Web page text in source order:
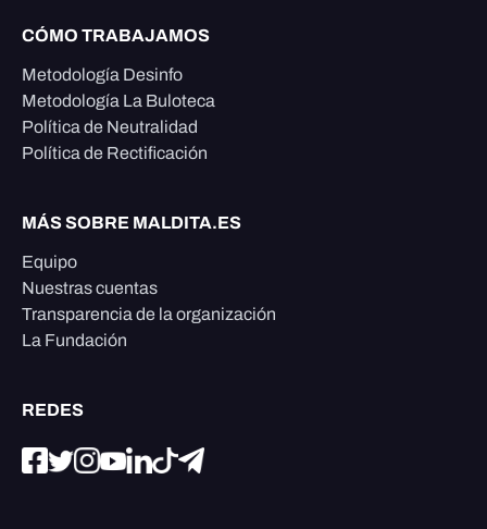
CÓMO TRABAJAMOS
Metodología Desinfo
Metodología La Buloteca
Política de Neutralidad
Política de Rectificación
MÁS SOBRE MALDITA.ES
Equipo
Nuestras cuentas
Transparencia de la organización
La Fundación
REDES